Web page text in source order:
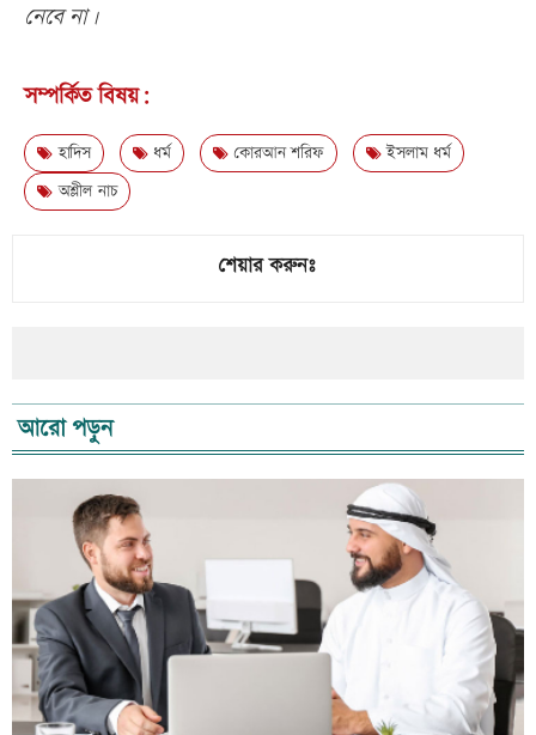
নেবে না।
সম্পর্কিত বিষয়:
হাদিস ধর্ম কোরআন শরিফ
ইসলাম ধর্ম
অশ্লীল নাচ
শেয়ার করুনঃ
আরো পড়ুন